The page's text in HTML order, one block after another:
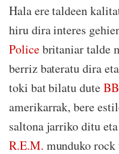
Hala ere taldeen
hiru dira interes
Policebritaniar talde
berriz bateratu dira
toki bat bilatu dute
amerikarrak, bere
saltona jarriko ditu
R.E.M. munduko